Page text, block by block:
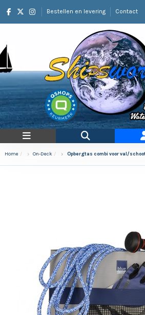
Bestellen en levering Contact
Home On-Deck Opbergtas combi voor val/